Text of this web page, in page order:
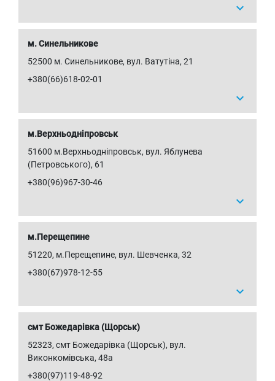
expand_more
м. Синельникове
52500 м. Синельникове, вул. Ватутіна, 21
+380(66)618-02-01
expand_more
м.Верхньодніпровськ
51600 м.Верхньодніпровськ, вул. Яблунева
(Петровського), 61
+380(96)967-30-46
expand_more
м.Перещепине
51220, м.Перещепине, вул. Шевченка, 32
+380(67)978-12-55
expand_more
смт Божедарівка (Щорськ)
52323, смт Божедарівка (Щорськ), вул.
Виконкомівська, 48а
+380(97)119-48-92